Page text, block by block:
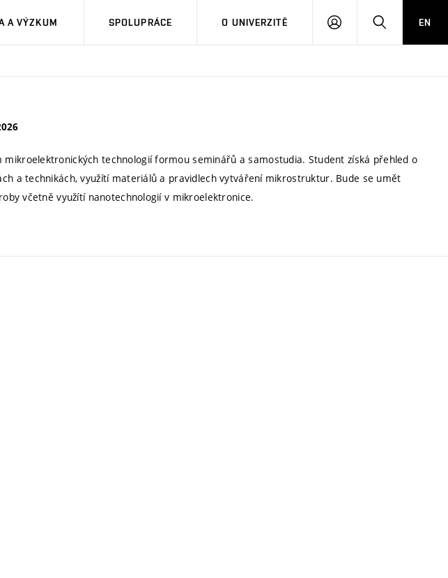
A VÝZKUM SPOLUPRÁCE O UNIVERZITĚ
PŘIHLÁSIT HLEDATEN
technologií formou seminářů a samostudia. Student získá přehled o
a technikách, využítí materiálů a pravidlech vytváření mikrostruktur. Bude se umět
včetně využítí nanotechnologií v mikroelektronice.